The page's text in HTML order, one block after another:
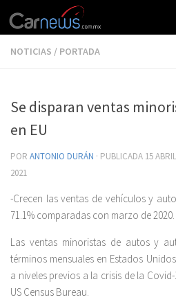
NOTICIAS / PORTADA
Se disparan ventas
en EU
POR ANTONIO DURÁN · PUBLICADA 15
2021
-Crecen las ventas de vehículos y
71.1% comparadas con marzo de 2020.
Las ventas minoristas de autos y
términos mensuales en Estados
a niveles previos a la crisis de la
US Census Bureau.